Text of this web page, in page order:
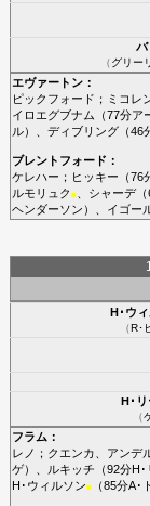
バ
（グリー
エヴァートン：
ピックフォード ； ミコレ
イロエグブナム （77分ア
ル）、 ディブリング（46
ブレントフォード ：
ケレハー ； ヒッキー （76
ルモリュク ■、 シャーデ（
ヘンダーソン ）、 イゴー
H･ウ
（R･
H･リ
（
フラム ：
レノ ； クエンカ アンデ
ゲ）、 ルキッチ （92分H･
H･ウィルソン■（85分A･